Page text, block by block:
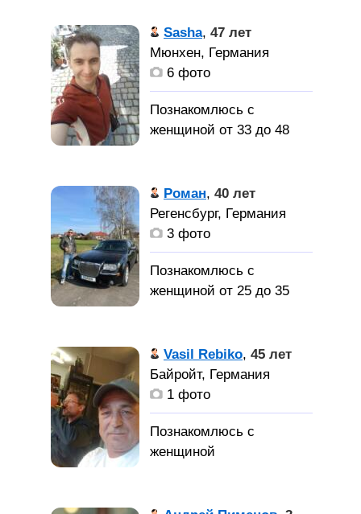
Беженец из
Украины, 2014г. Луганск,
04. 03. 2022. из Харькова,
лагере, хочу найти
женщину для создания
Sasha, 47 лет
Мюнхен, Германия
6 фото
Познакомлюсь с
женщиной от 33 до 48
Познакомлюсь с дев/жен
для серьезных
Мюнхен.
Роман, 40 лет
Регенсбург, Германия
3 фото
Познакомлюсь с
женщиной от 25 до 35
Интересную
симпотичную девушку
для серёзных
Vasil Rebiko, 45 лет
Байройт, Германия
1 фото